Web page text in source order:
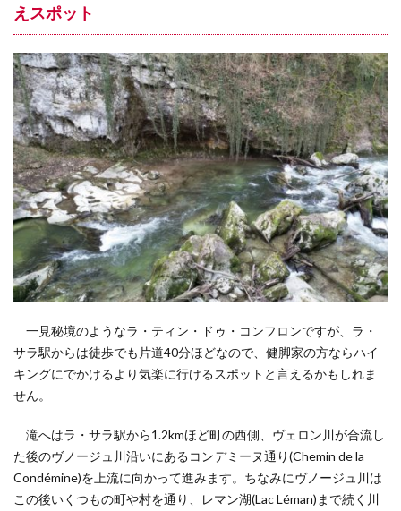
えスポット
一見秘境のようなラ・ティン・ドゥ・コンフロンですが、ラ・
サラ駅からは徒歩でも片道40分ほどなので、健脚家の方ならハイ
キングにでかけるより気楽に行けるスポットと言えるかもしれま
せん。
滝へはラ・サラ駅から1.2kmほど町の西側、ヴェロン川が合流し
た後のヴノージュ川沿いにあるコンデミーヌ通り(Chemin de la
Condémine)を上流に向かって進みます。ちなみにヴノージュ川は
この後いくつもの町や村を通り、レマン湖(Lac Léman)まで続く川